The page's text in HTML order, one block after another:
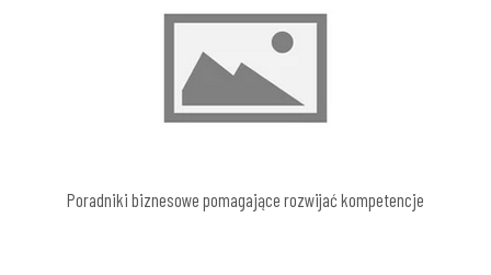
Poradniki biznesowe pomagające rozwijać kompetencje